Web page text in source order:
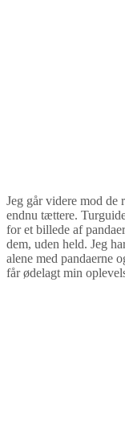
Jeg går videre mod de
endnu tættere.
for et billede af
dem, uden held. Jeg
alene med pandaerne
får ødelagt min